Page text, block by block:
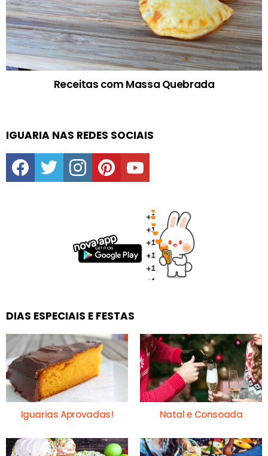
Receitas com Massa Quebrada
IGUARIA NAS REDES SOCIAIS
facebooktwitter instagrampinterestyoutube
DIAS ESPECIAIS E FESTAS
Iguarias Aprovadas! Natal e Consoada